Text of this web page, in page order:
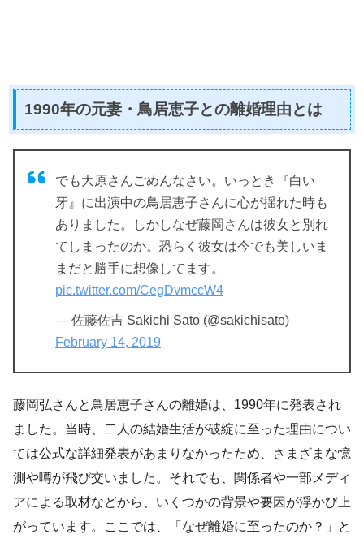
1990年の元妻・鳥居恵子との離婚理由とは
でも大原さんごめんなさい。いっとき『白い
牙』に出演中の鳥居恵子さんに心が揺れた時も
ありました。しかしなぜ藤岡さんは彼女と別れ
てしまったのか。恐らく彼女は今でも美しいま
まだと勝手に想像してます。
pic.twitter.com/CegDvmccW4
— 佐藤佐吉 Sakichi Sato (@sakichisato)
February 14, 2019
藤岡弘さんと鳥居恵子さんの離婚は、1990年に発表され
ました。当時、二人の結婚生活が破綻に至った理由につい
ては公式な詳細発表があまりなかったため、さまざまな憶
測や噂が飛び交いました。それでも、関係者や一部メディ
アによる取材などから、いくつかの背景や要因が浮かび上
がっています。ここでは、「なぜ離婚に至ったのか？」と